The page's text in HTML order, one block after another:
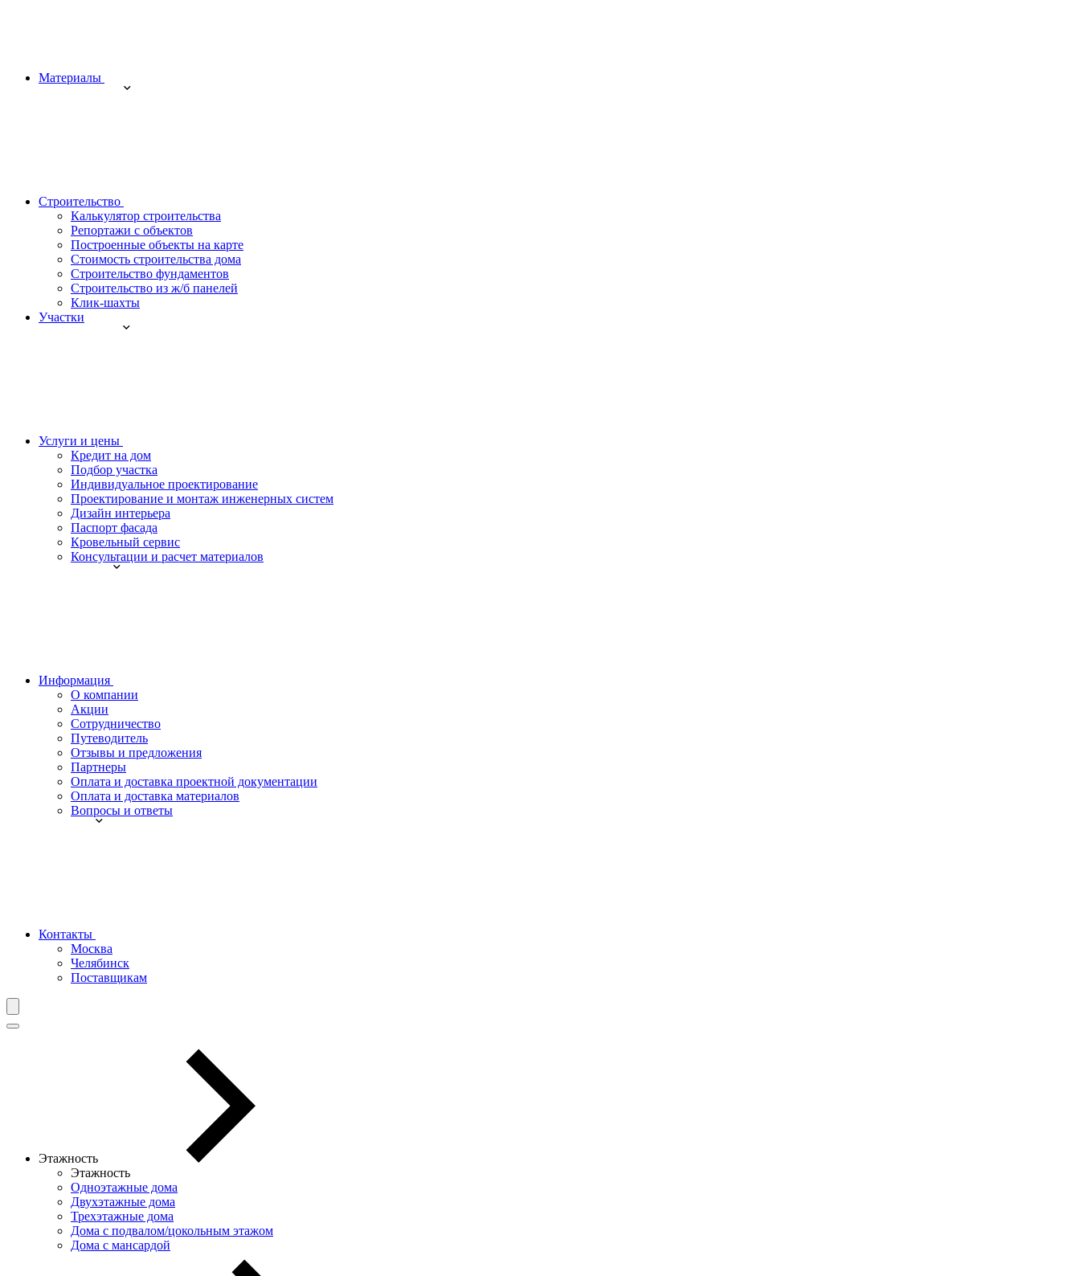
Материалы
Строительство
Калькулятор строительства
Репортажи с объектов
Построенные объекты на карте
Стоимость строительства дома
Строительство фундаментов
Строительство из ж/б панелей
Клик-шахты
Участки
Услуги и цены
Кредит на дом
Подбор участка
Индивидуальное проектирование
Проектирование и монтаж инженерных систем
Дизайн интерьера
Паспорт фасада
Кровельный сервис
Консультации и расчет материалов
Информация
О компании
Акции
Сотрудничество
Путеводитель
Отзывы и предложения
Партнеры
Оплата и доставка проектной документации
Оплата и доставка материалов
Вопросы и ответы
Контакты
Москва
Челябинск
Поставщикам
Этажность
Этажность
Одноэтажные дома
Двухэтажные дома
Трехэтажные дома
Дома с подвалом/цокольным этажом
Дома с мансардой